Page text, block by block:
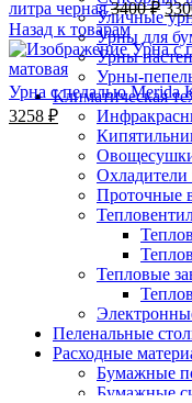
Уличные
Урны для
Урны
Урны-
Климатическая
Охладители
Проточные
Тепловые
Пеленальные
Расходные
Бумажные
Бумажные
литра черная3400₽
Назад к товарам
Урна с педалью Merida
3258 ₽
-5%;процент скидки
Нажмите, чтобы